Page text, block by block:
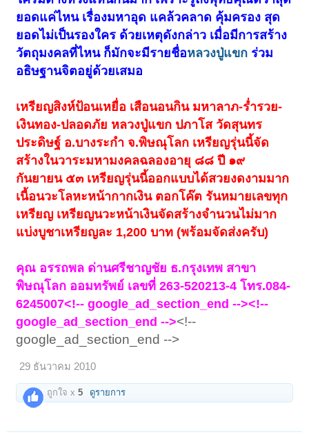
ยอดแค่ไหน เรื่องมหาอุด แคล้วคลาด คุ้มครอง สุด
ยอดไม่เป็นรองใคร ด้วยเหตุดังกล่าว เมื่อมีการสร้าง
วัตถุมงคลที่ไหน ก็มักจะมีรายชื่อหลวงปู่แขก ร่วม
อธิษฐานจิตอยู่ด้วยเสมอ
เหรียญสิงห์ป้อนเหยื่อ เสือนอนกิน มหาลาภ-ร่ำรวย-
เงินทอง-ปลอดภัย หลวงปู่แขก ปภาโส วัดสุนทร
ประดิษฐ์ อ.บางระกำ จ.พิษณุโลก เหรียญรุ่นนี้จัด
สร้างในวาระมหามงคลฉลองอายุ ๘๘ ปี ๑๙
กันยายน ๕๓ เหรียญรุ่นนี้ออกแบบได้สวยงดงามมาก
เนื้อนวะโลหะหน้ากากเงิน ตอกโค๊ต รันหมายเลขทุก
เหรียญ เหรียญนวะหน้าเงินจัดสร้างจำนวนไม่มาก
แบ่งบูชาเหรียญละ 1,200 บาท (พร้อมจัดส่งครับ)
คุณ อรรถพล ด่านศรีชาญชัย ธ.กรุงเทพ สาขา
พิษณุโลก ออมทรัพย์ เลขที่ 263-520213-4 โทร.084-
6245007<!-- google_ad_section_end --><!--
google_ad_section_end --><!--
google_ad_section_end -->
29 ธันวาคม 2010
ถูกใจ x5 ดูรายการ